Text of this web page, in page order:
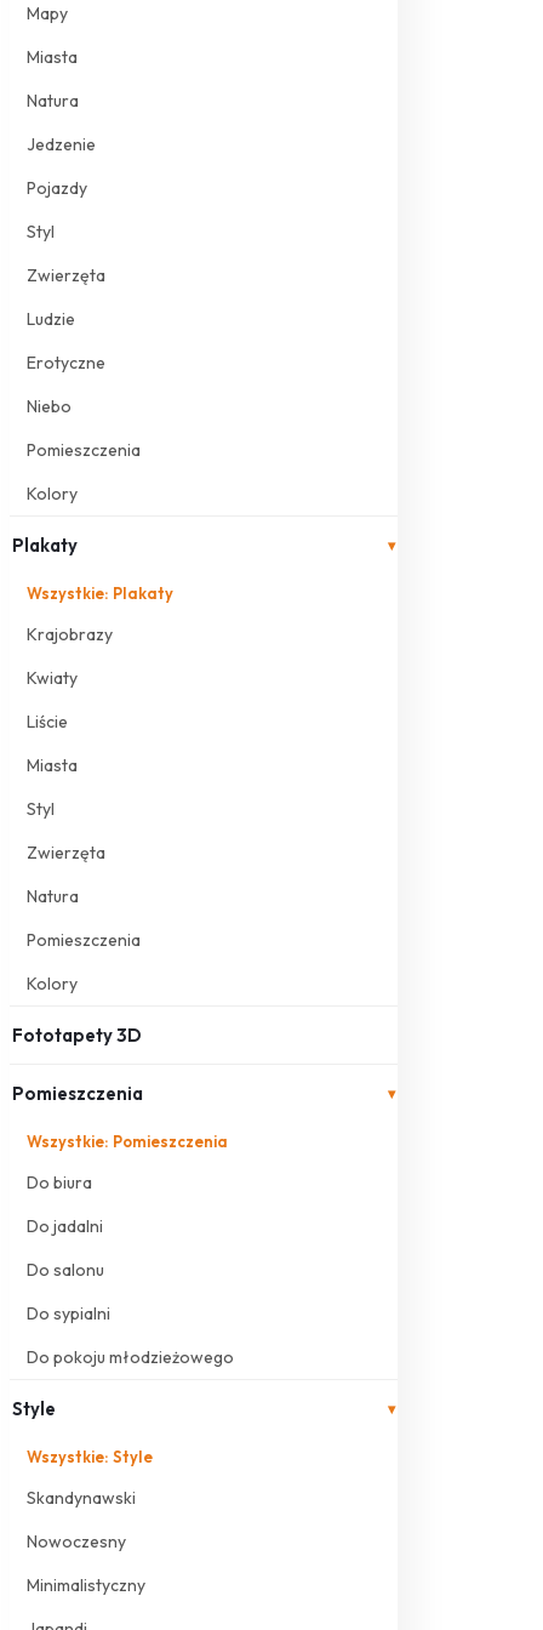
Mapy
Miasta
Natura
Jedzenie
Pojazdy
Styl
Zwierzęta
Ludzie
Erotyczne
Niebo
Pomieszczenia
Kolory
Plakaty ▾
Wszystkie: Plakaty
Krajobrazy
Kwiaty
Liście
Miasta
Styl
Zwierzęta
Natura
Pomieszczenia
Kolory
Fototapety 3D
Pomieszczenia ▾
Wszystkie: Pomieszczenia
Do biura
Do jadalni
Do salonu
Do sypialni
Do pokoju młodzieżowego
Style ▾
Wszystkie: Style
Skandynawski
Nowoczesny
Minimalistyczny